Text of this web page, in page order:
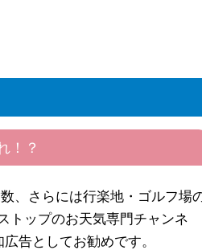
！？
、さらには行楽地・ゴルフ場
トップのお天気専門チャンネ
告としてお勧めです。